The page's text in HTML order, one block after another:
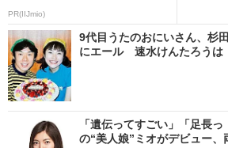
PR(IIJmio)
9代目うたのおにいさん、杉
にエール 速水けんたろうは
「遺伝ってすごい」「足長
の“美人娘”ミオがデビュー、